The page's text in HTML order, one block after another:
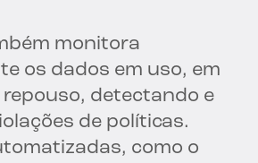
monitora
os dados em uso, em
detectando e
de políticas.
como o